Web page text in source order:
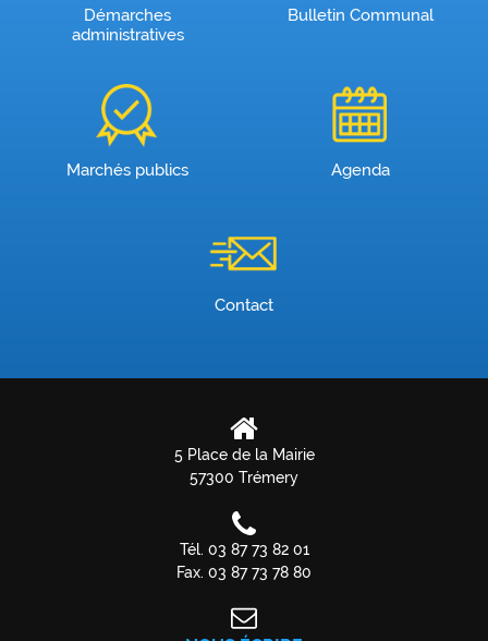
Démarches
administratives
Bulletin Communal
Marchés publics Agenda
Contact
5 Place de la Mairie
57300 Trémery
Tél. 03 87 73 82 01
Fax. 03 87 73 78 80